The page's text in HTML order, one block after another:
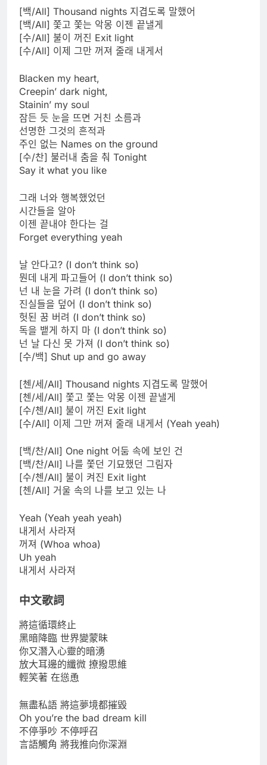
[백/All] Thousand nights 지겹도록 말했어
[백/All] 쫓고 쫓는 악몽 이젠 끝낼게
[수/All] 불이 꺼진 Exit light
[수/All] 이제 그만 꺼져 줄래 내게서
Blacken my heart,
Creepin’ dark night,
Stainin’ my soul
잠든 듯 눈을 뜨면 거친 소름과
선명한 그것의 흔적과
주인 없는 Names on the ground
[수/찬] 불러내 춤을 춰 Tonight
Say it what you like
그래 너와 행복했었던
시간들을 알아
이젠 끝내야 한다는 걸
Forget everything yeah
날 안다고? (I don’t think so)
뭔데 내게 파고들어 (I don’t think so)
넌 내 눈을 가려 (I don’t think so)
진실들을 덮어 (I don’t think so)
헛된 꿈 버려 (I don’t think so)
독을 뱉게 하지 마 (I don’t think so)
넌 날 다신 못 가져 (I don’t think so)
[수/백] Shut up and go away
[첸/세/All] Thousand nights 지겹도록 말했어
[첸/세/All] 쫓고 쫓는 악몽 이젠 끝낼게
[수/첸/All] 불이 꺼진 Exit light
[수/All] 이제 그만 꺼져 줄래 내게서 (Yeah yeah)
[백/찬/All] One night 어둠 속에 보인 건
[백/찬/All] 나를 쫓던 기묘했던 그림자
[수/첸/All] 불이 켜진 Exit light
[첸/All] 거울 속의 나를 보고 있는 나
Yeah (Yeah yeah yeah)
내게서 사라져
꺼져 (Whoa whoa)
Uh yeah
내게서 사라져
中文歌詞
將這循環終止
黑暗降臨 世界變蒙昧
你又潛入心靈的暗湧
放大耳邊的纖微 撩撥思維
輕笑著 在慫恿
無盡私語 將這夢境都摧毀
Oh you’re the bad dream kill
不停爭吵 不停呼召
言語觸角 將我推向你深淵